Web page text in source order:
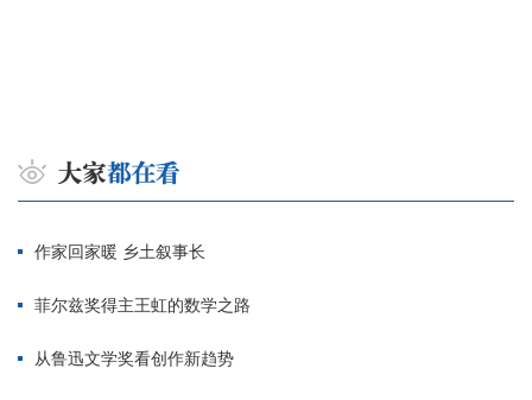
作家回家暖 乡土叙事长
菲尔兹奖得主王虹的数学之路
从鲁迅文学奖看创作新趋势